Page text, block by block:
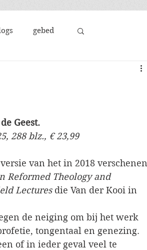
gebed
Geest.
288 blz., € 23,99
van het in 2018 verschenen
Reformed Theology and
Lectures die Van der Kooi in
de neiging om bij het werk
tongentaal en genezing.
of in ieder geval veel te